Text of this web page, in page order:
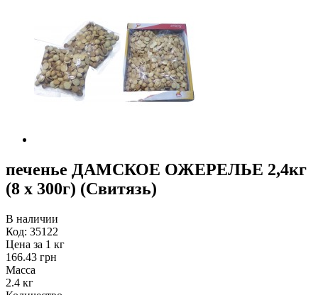
печенье ДАМСКОЕ ОЖЕРЕЛЬЕ 2,4кг
(8 х 300г) (Свитязь)
В наличии
Код: 35122
Цена за 1 кг
166.43 грн
Масса
2.4 кг